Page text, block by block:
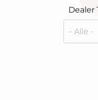
Dealer